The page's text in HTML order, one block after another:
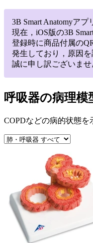
3B Smart Anatomyア
現在，iOS版の3B
登録時に商品付属の
発生しており，原因
誠に申し訳ございませ
呼吸器の病理模
COPDなどの病的状態を